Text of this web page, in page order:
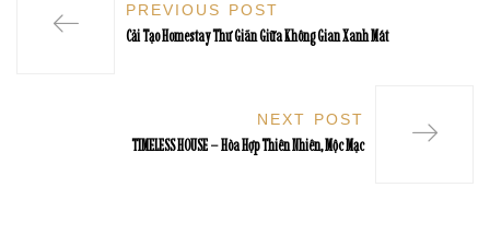
PREVIOUS POST
Cải Tạo Homestay Thư Giãn Giữa Không Gian Xanh Mát
NEXT POST
TIMELESS HOUSE – Hòa Hợp Thiên Nhiên, Mộc Mạc